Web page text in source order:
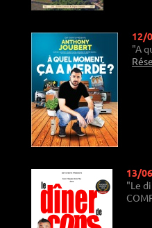
12/
"A
13/
"Le